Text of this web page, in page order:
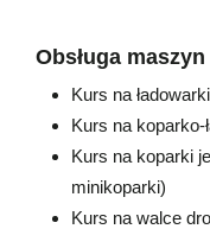
Obsługa
Kurs na
Kurs na koparko-
Kurs na koparki
minikoparki)
Kurs na walce